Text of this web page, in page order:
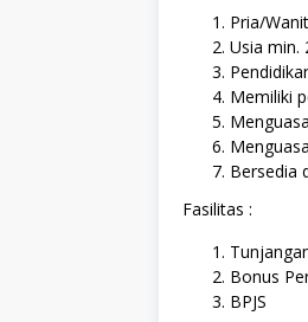
Pria/
Usia min.
Memiliki
Bersedia
Fasilitas :
Bonus
BPJS